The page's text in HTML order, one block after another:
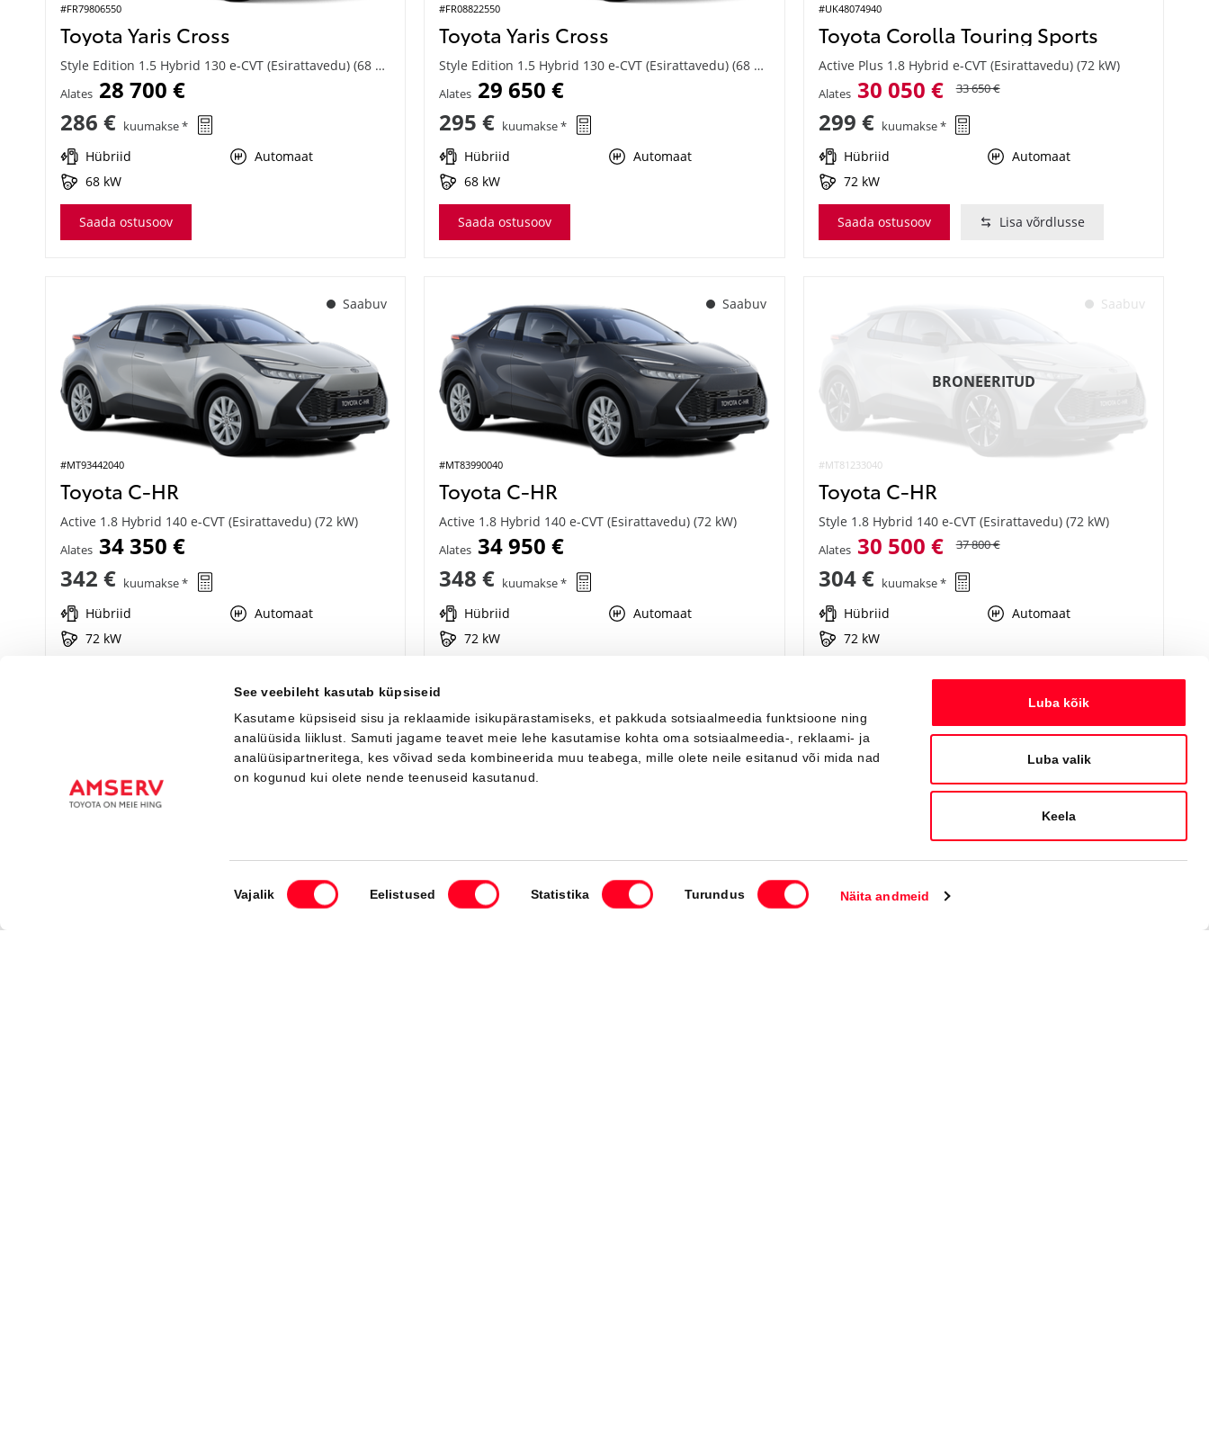
See veebileht kasutab küpsiseid
Kasutame küpsiseid sisu ja reklaamide isikupärastamiseks, et pakkuda sotsiaalmeedia funktsioone ning
analüüsida liiklust. Samuti jagame teavet meie lehe kasutamise kohta oma sotsiaalmeedia-, reklaami- ja
analüüsipartneritega, kes võivad seda kombineerida muu teabega, mille olete neile esitanud või mida nad
on kogunud kui olete nende teenuseid kasutanud.
Nõusoleku
valik
Vajalik Eelistused Statistika Turundus Näita andmeid
Luba kõik
Luba valik
Keela
#FR79806550
Toyota Yaris Cross
Style Edition 1.5 Hybrid 130 e-CVT (Esirattavedu) (68 kW)
Alates 28 700 €
286 € kuumakse *
Hübriid
Automaat
68 kW
Saada ostusoov
#FR08822550
Toyota Yaris Cross
Style Edition 1.5 Hybrid 130 e-CVT (Esirattavedu) (68 kW)
Alates 29 650 €
295 € kuumakse *
Hübriid
Automaat
68 kW
Saada ostusoov
#UK48074940
Toyota Corolla Touring Sports
Active Plus 1.8 Hybrid e-CVT (Esirattavedu) (72 kW)
Alates 30 050 € 33 650 €
299 € kuumakse *
Hübriid
Automaat
72 kW
Saada ostusoov Lisa võrdlusse
Saabuv
#MT93442040
Toyota C-HR
Active 1.8 Hybrid 140 e-CVT (Esirattavedu) (72 kW)
Alates 34 350 €
342 € kuumakse *
Hübriid
Automaat
72 kW
Saabuv
#MT83990040
Toyota C-HR
Active 1.8 Hybrid 140 e-CVT (Esirattavedu) (72 kW)
Alates 34 950 €
348 € kuumakse *
Hübriid
Automaat
72 kW
Saabuv
#MT81233040
BRONEERITUD
Toyota C-HR
Style 1.8 Hybrid 140 e-CVT (Esirattavedu) (72 kW)
Alates 30 500 € 37 800 €
304 € kuumakse *
Hübriid
Automaat
72 kW
Lisa võrdlusse
Saabuv Saabuv